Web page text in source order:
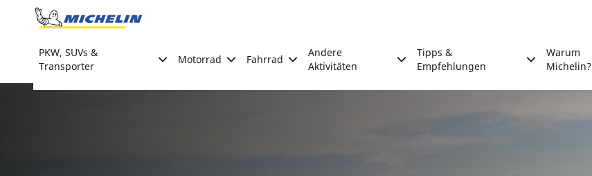
Go to page content
PKW, SUVs &
Transporter
Motorrad Fahrrad
Andere
Aktivitäten
Tipps &
Empfehlungen
Warum
Michelin?